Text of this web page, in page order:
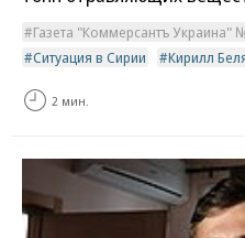
Газета "Коммерсантъ Украина"
Ситуация в Сирии
Кирилл
2 мин.